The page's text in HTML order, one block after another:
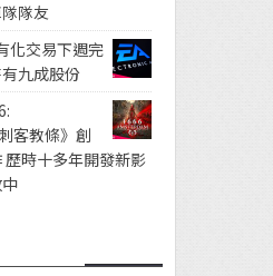
隊友
化交易下週完
九成股份
客教條》創
時十多年開發新影